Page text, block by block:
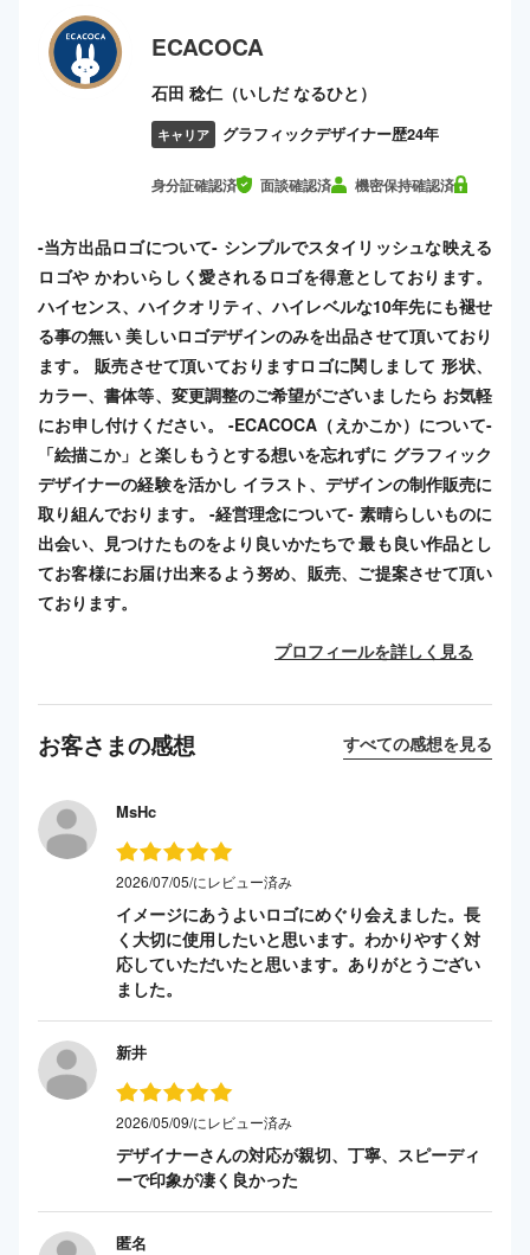
ECACOCA
石田 稔仁（いしだ なるひと）
キャリア グラフィックデザイナー歴24年
身分証確認済 面談確認済 機密保持確認済
-当方出品ロゴについて- シンプルでスタイリッシュな映える
ロゴや かわいらしく愛されるロゴを得意としております。
ハイセンス、ハイクオリティ、ハイレベルな10年先にも褪せ
る事の無い 美しいロゴデザインのみを出品させて頂いており
ます。 販売させて頂いておりますロゴに関しまして 形状、
カラー、書体等、変更調整のご希望がございましたら お気軽
にお申し付けください。 -ECACOCA（えかこか）について-
「絵描こか」と楽しもうとする想いを忘れずに グラフィック
デザイナーの経験を活かし イラスト、デザインの制作販売に
取り組んでおります。 -経営理念について- 素晴らしいものに
出会い、見つけたものをより良いかたちで 最も良い作品とし
てお客様にお届け出来るよう努め、販売、ご提案させて頂い
ております。
プロフィールを詳しく見る
お客さまの感想 すべての感想を見る
MsHc
2026/07/05/にレビュー済み
イメージにあうよいロゴにめぐり会えました。長
く大切に使用したいと思います。わかりやすく対
応していただいたと思います。ありがとうござい
ました。
新井
2026/05/09/にレビュー済み
デザイナーさんの対応が親切、丁寧、スピーディ
ーで印象が凄く良かった
匿名